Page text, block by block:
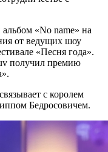
«No name» на
от ведущих шоу
«Песня года».
получил премию
с королем
Бедросовичем.